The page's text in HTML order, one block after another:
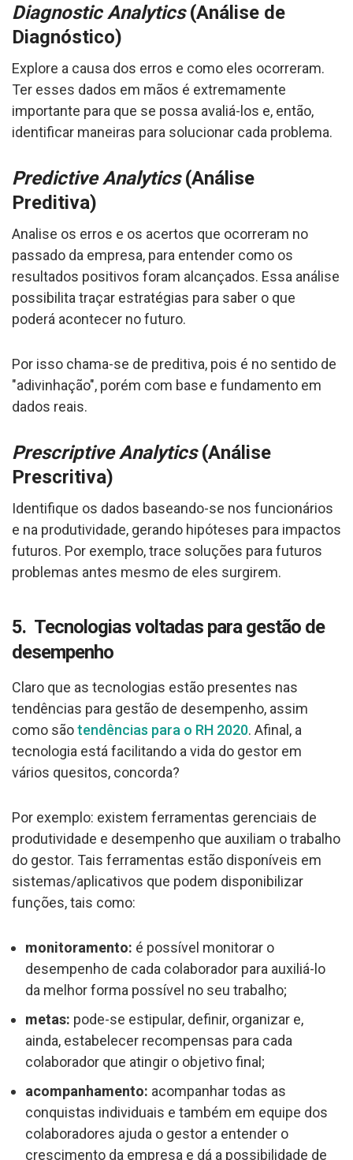
Diagnostic Analytics(Análise de
Diagnóstico)
Explore a causa dos erros e como eles ocorreram.
Ter esses dados em mãos é extremamente
importante para que se possa avaliá-los e, então,
identificar maneiras para solucionar cada problema.
Predictive Analytics(Análise
Preditiva)
Analise os erros e os acertos que ocorreram no
passado da empresa, para entender como os
resultados positivos foram alcançados. Essa análise
possibilita traçar estratégias para saber o que
poderá acontecer no futuro.
Por isso chama-se de preditiva, pois é no sentido de
"adivinhação", porém com base e fundamento em
dados reais.
Prescriptive Analytics(Análise
Prescritiva)
Identifique os dados baseando-se nos funcionários
e na produtividade, gerando hipóteses para impactos
futuros. Por exemplo, trace soluções para futuros
problemas antes mesmo de eles surgirem.
5. Tecnologias voltadas para gestão de
desempenho
Claro que as tecnologias estão presentes nas
tendências para gestão de desempenho, assim
como sãotendências para o RH 2020. Afinal, a
tecnologia está facilitando a vida do gestor em
vários quesitos, concorda?
Por exemplo: existem ferramentas gerenciais de
produtividade e desempenho que auxiliam o trabalho
do gestor. Tais ferramentas estão disponíveis em
sistemas/aplicativos que podem disponibilizar
funções, tais como:
monitoramento: é possível monitorar o
desempenho de cada colaborador para auxiliá-lo
da melhor forma possível no seu trabalho;
metas: pode-se estipular, definir, organizar e,
ainda, estabelecer recompensas para cada
colaborador que atingir o objetivo final;
acompanhamento: acompanhar todas as
conquistas individuais e também em equipe dos
colaboradores ajuda o gestor a entender o
crescimento da empresa e dá a possibilidade de